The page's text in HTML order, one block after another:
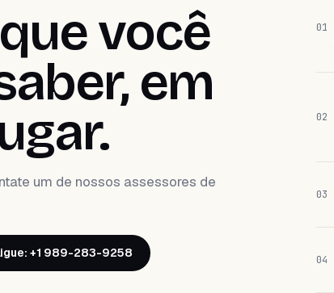
você
em
um de nossos assessores de
+1 989-283-9258
01
02
03
04